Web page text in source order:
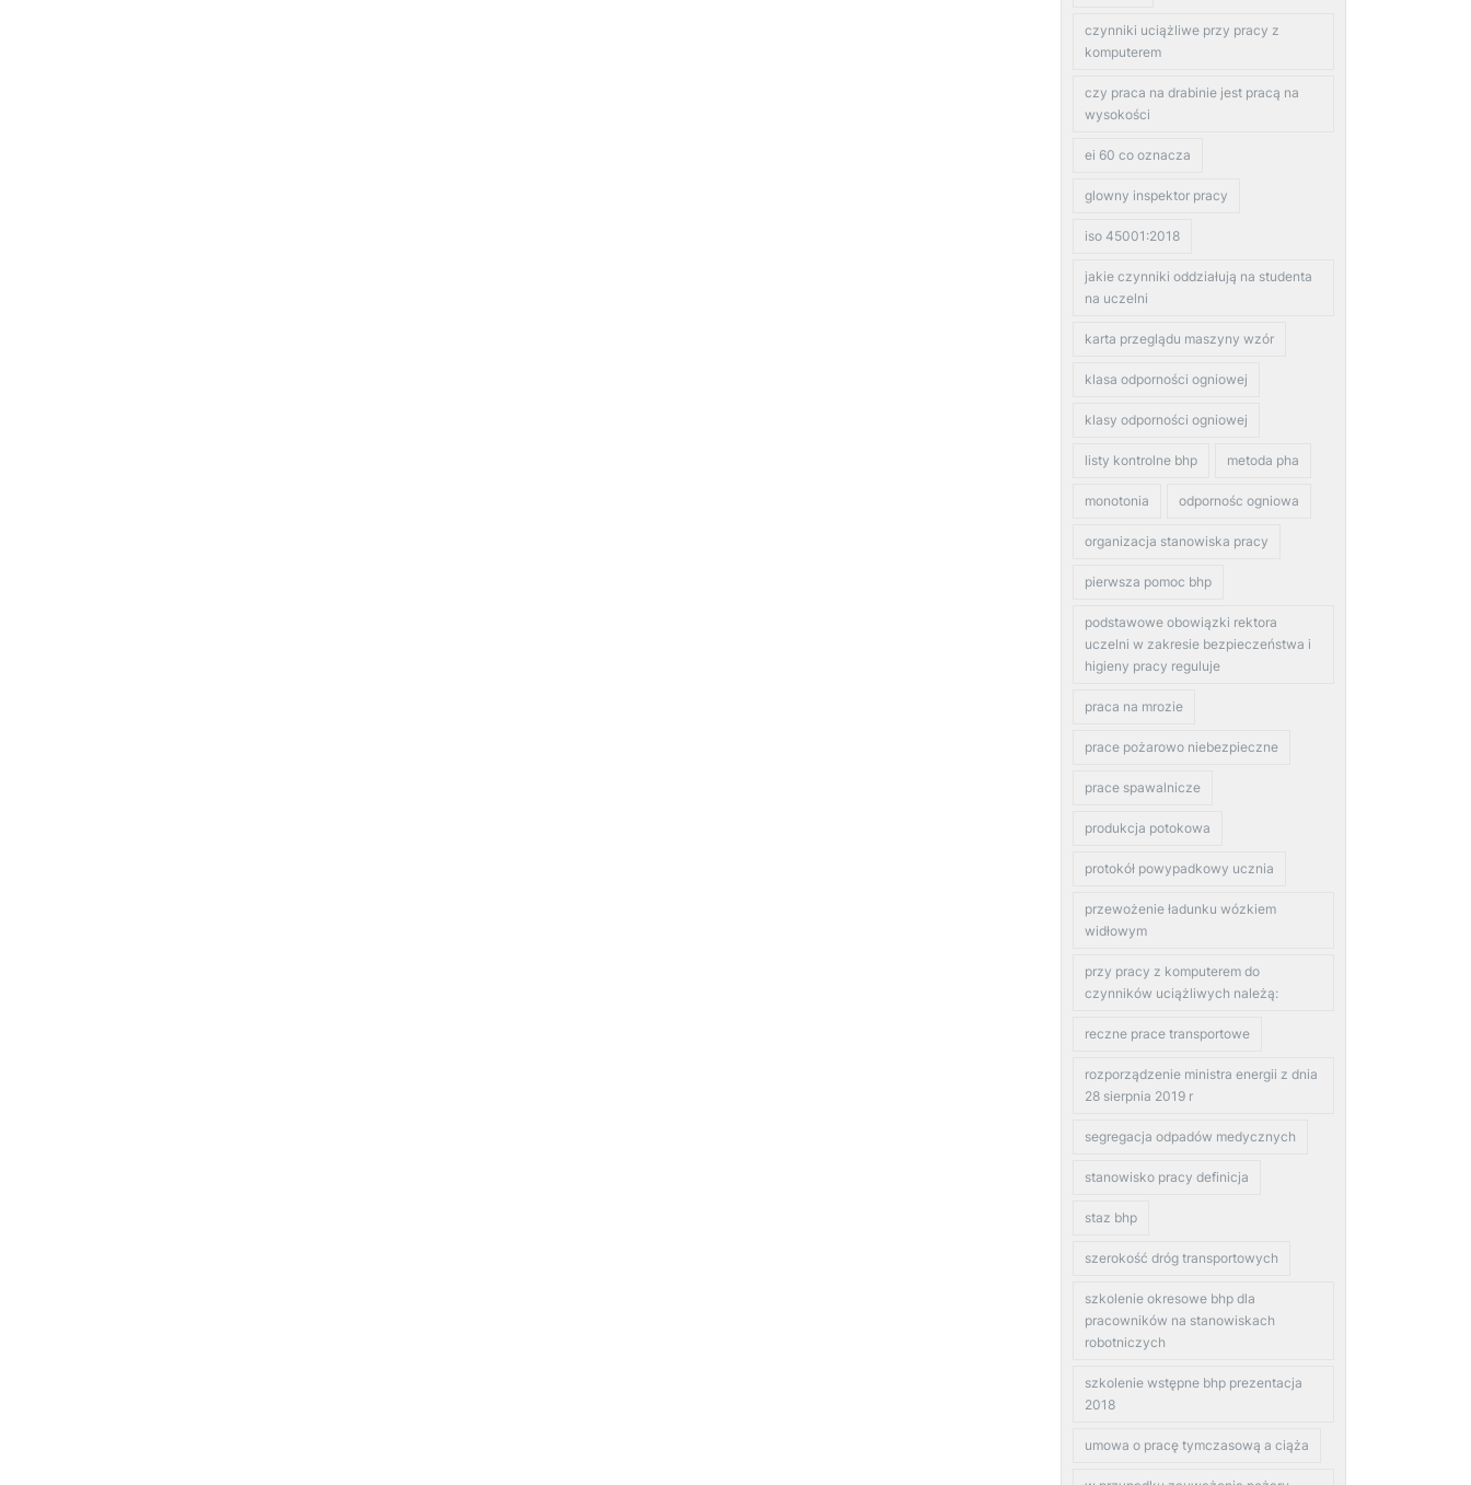
czynniki uciążliwe przy pracy z
komputerem
czy praca na drabinie jest pracą na
wysokości
ei 60 co oznacza
glowny inspektor pracy
iso 45001:2018
jakie czynniki oddziałują na studenta
na uczelni
karta przeglądu maszyny wzór
klasa odporności ogniowej
klasy odporności ogniowej
listy kontrolne bhp metoda pha
monotonia odpornośc ogniowa
organizacja stanowiska pracy
pierwsza pomoc bhp
podstawowe obowiązki rektora
uczelni w zakresie bezpieczeństwa i
higieny pracy reguluje
praca na mrozie
prace pożarowo niebezpieczne
prace spawalnicze
produkcja potokowa
protokół powypadkowy ucznia
przewożenie ładunku wózkiem
widłowym
przy pracy z komputerem do
czynników uciążliwych należą:
reczne prace transportowe
rozporządzenie ministra energii z dnia
28 sierpnia 2019 r
segregacja odpadów medycznych
stanowisko pracy definicja
staz bhp
szerokość dróg transportowych
szkolenie okresowe bhp dla
pracowników na stanowiskach
robotniczych
szkolenie wstępne bhp prezentacja
2018
umowa o pracę tymczasową a ciąża